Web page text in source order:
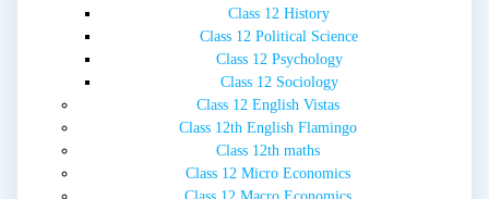
Class 12 History
Class 12 Political Science
Class 12 Psychology
Class 12 Sociology
Class 12 English Vistas
Class 12th English Flamingo
Class 12th maths
Class 12 Micro Economics